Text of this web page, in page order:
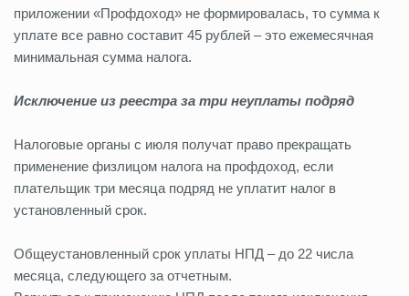
приложении «Профдоход» не формировалась, то сумма к
уплате все равно составит 45 рублей – это ежемесячная
минимальная сумма налога.
Исключение из реестра за три неуплаты подряд
Налоговые органы с июля получат право прекращать
применение физлицом налога на профдоход, если
плательщик три месяца подряд не уплатит налог в
установленный срок.
Общеустановленный срок уплаты НПД – до 22 числа
месяца, следующего за отчетным.